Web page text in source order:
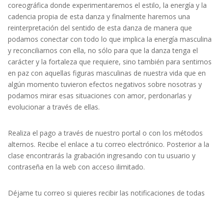
coreográfica donde experimentaremos el estilo, la energía y la
cadencia propia de esta danza y finalmente haremos una
reinterpretación del sentido de esta danza de manera que
podamos conectar con todo lo que implica la energía masculina
y reconciliarnos con ella, no sólo para que la danza tenga el
carácter y la fortaleza que requiere, sino también para sentirnos
en paz con aquellas figuras masculinas de nuestra vida que en
algún momento tuvieron efectos negativos sobre nosotras y
podamos mirar esas situaciones con amor, perdonarlas y
evolucionar a través de ellas.
Realiza el pago a través de nuestro portal o con los métodos
alternos. Recibe el enlace a tu correo electrónico. Posterior a la
clase encontrarás la grabación ingresando con tu usuario y
contraseña en la web con acceso ilimitado.
Déjame tu correo si quieres recibir las notificaciones de todas